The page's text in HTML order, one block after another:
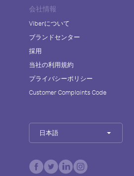
会社情報
Viberについて
ブランドセンター
採用
当社の利用規約
プライバシーポリシー
Customer Complaints Code
日本語